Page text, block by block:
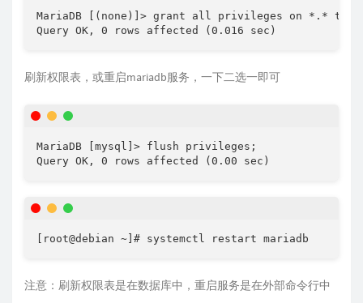
MariaDB [(none)]> grant all privileges on *.* to
Query OK, 0 rows affected (0.016 sec)
刷新权限表，或重启mariadb服务，一下二选一即可
MariaDB [mysql]> flush privileges;
Query OK, 0 rows affected (0.00 sec)
[root@debian ~]# systemctl restart mariadb
注意：刷新权限表是在数据库中，重启服务是在外部命令行中